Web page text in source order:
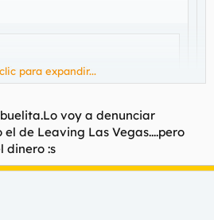
vosotros?.
para expandir...
repetir el proceso.
para expandir...
echar el hígado por la boca
más absoluta. Tome zumos
para expandir...
voy a denunciar
de Leaving Las Vegas....pero
dinero :s